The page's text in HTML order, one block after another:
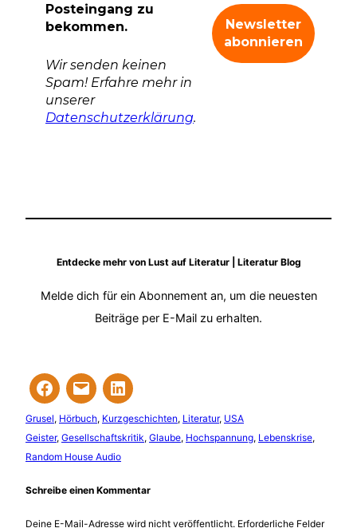
Posteingang zu
bekommen.
Wir senden keinen
Spam! Erfahre mehr in
unserer
Datenschutzerklärung.
Entdecke mehr von Lust auf Literatur | Literatur Blog
Melde dich für ein Abonnement an, um die neuesten
Beiträge per E-Mail zu erhalten.
Grusel, Hörbuch, Kurzgeschichten, Literatur, USA
Geister, Gesellschaftskritik, Glaube, Hochspannung, Lebenskrise
Random House Audio
Schreibe einen Kommentar
Deine E-Mail-Adresse wird nicht veröffentlicht. Erforderliche Felder